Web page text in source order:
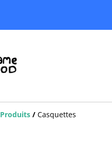
Produits / Casquettes